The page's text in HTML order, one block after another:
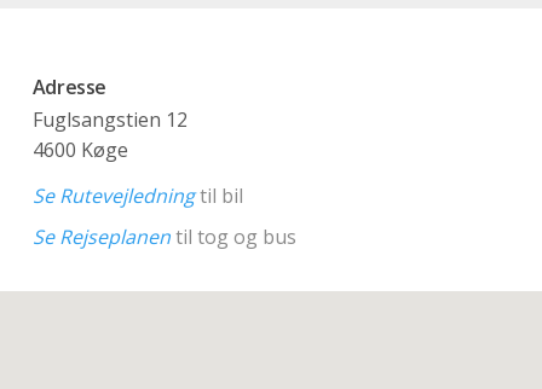
Adresse
Fuglsangstien 12
4600 Køge
Se Rutevejledningtil bil
Se Rejseplanentil tog og bus